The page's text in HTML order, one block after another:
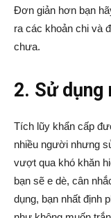
Đơn giản hơn bạn
ra các khoản chi và
chưa.
2. Sử dụng
Tích lũy khẩn cấp
nhiều người nhưng
vượt qua khó khăn
bạn sẽ e dè, cân
dụng, bạn nhất định